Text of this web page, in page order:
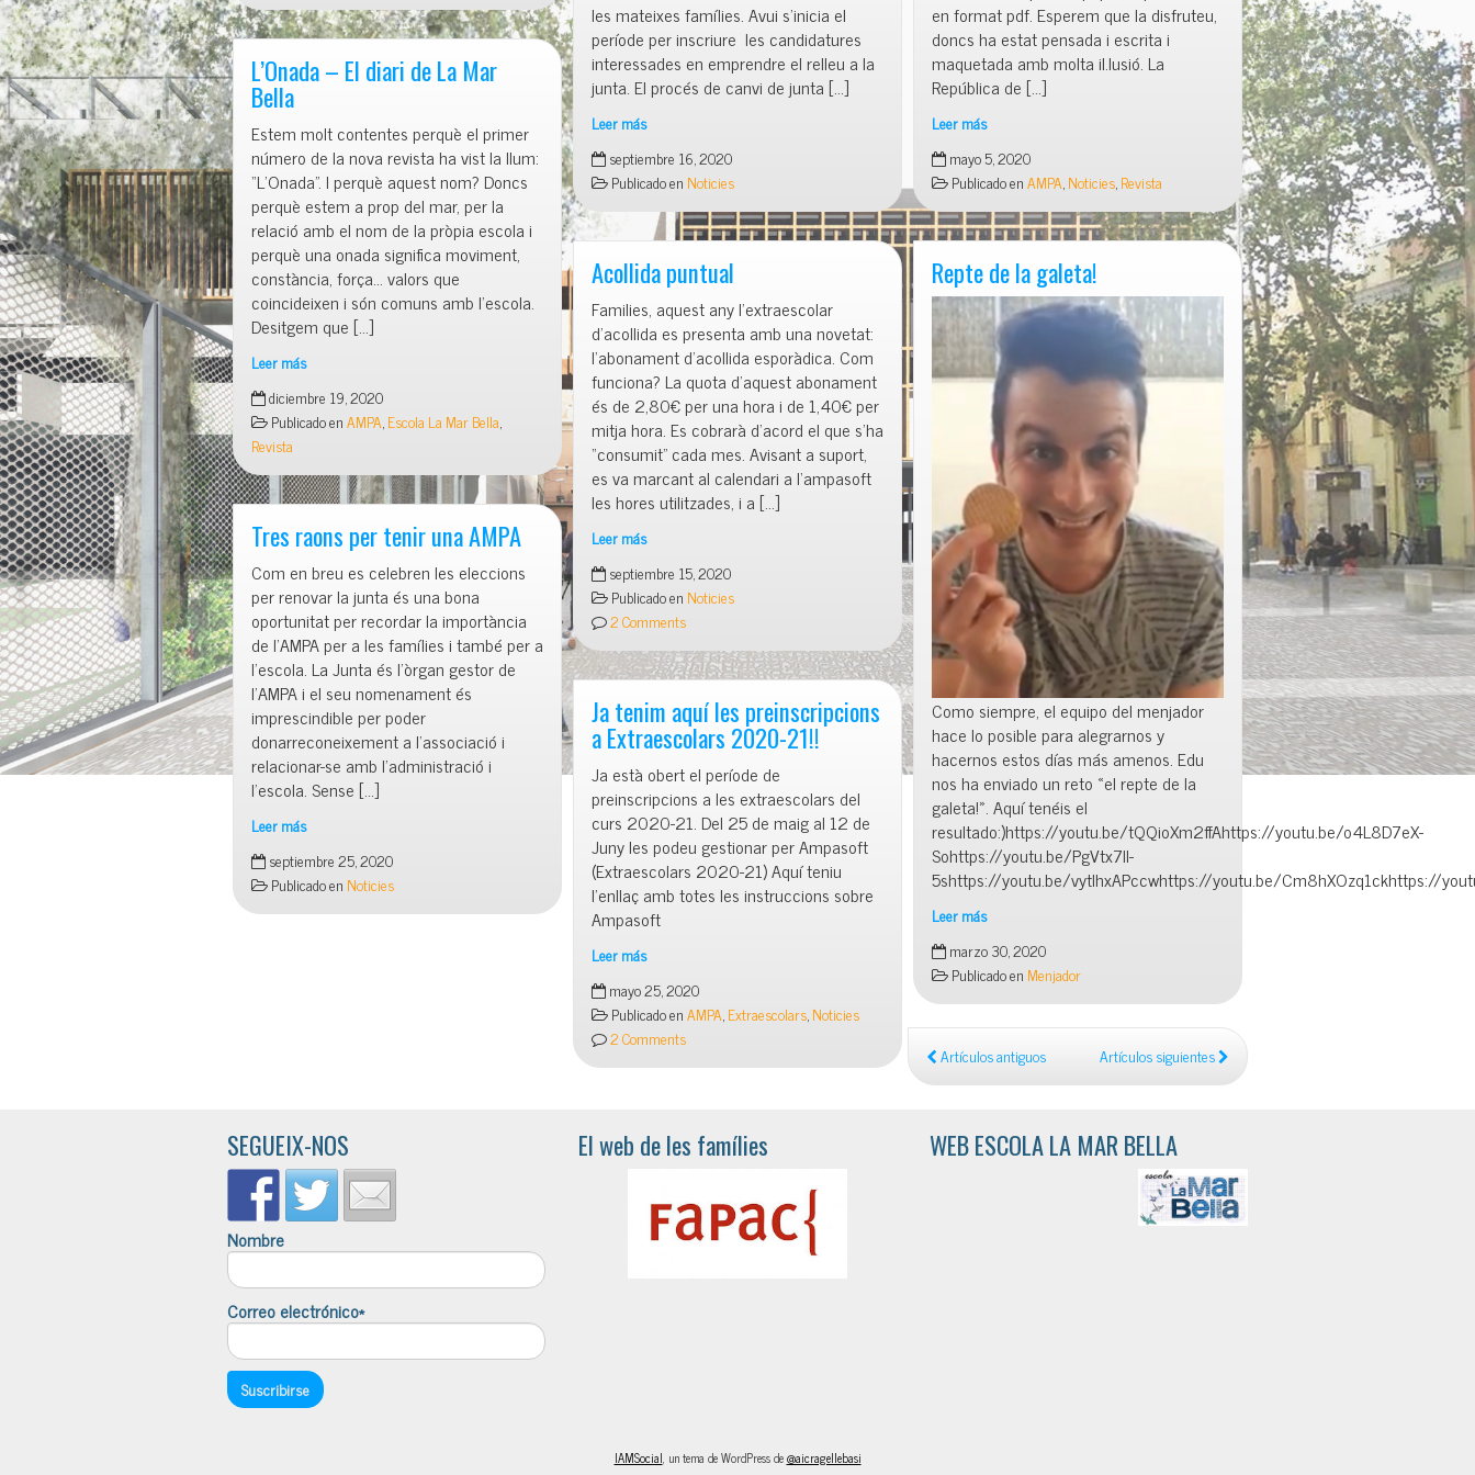
Obertes
a
la
Mar
Bella!
L’Onada – El diari de La Mar
Bella
Estem molt contentes perquè el primer
número de la nova revista ha vist la llum:
“L’Onada”. I perquè aquest nom? Doncs
perquè estem a prop del mar, per la
relació amb el nom de la pròpia escola i
perquè una onada significa moviment,
constància, força… valors que
coincideixen i són comuns amb l’escola.
Desitgem que […]
Leer más
L’Onada
–
El
diari
de
La
Mar
Bella
diciembre 19, 2020
Publicado enAMPA,Escola La Mar Bella,
Revista
Tres raons per tenir una AMPA
Com en breu es celebren les eleccions
per renovar la junta és una bona
oportunitat per recordar la importància
de l’AMPA per a les famílies i també per a
l’escola. La Junta és l’òrgan gestor de
l’AMPA i el seu nomenament és
imprescindible per poder
donarreconeixement a l’associació i
relacionar-se amb l’administració i
l’escola. Sense […]
Leer más
Tres
raons
per
tenir
septiembre 25, 2020
Publicado en Noticies
les mateixes famílies. Avui s’inicia el
període per inscriure les candidatures
interessades en emprendre el relleu a la
junta. El procés de canvi de junta […]
Leer más
ELECCIONS
AMPA
2020-
22
septiembre 16, 2020
Publicado en Noticies
Acollida puntual
Families, aquest any l’extraescolar
d’acollida es presenta amb una novetat:
l’abonament d’acollida esporàdica. Com
funciona? La quota d’aquest abonament
és de 2,80€ per una hora i de 1,40€ per
mitja hora. Es cobrarà d’acord el que s’ha
“consumit” cada mes. Avisant a suport,
es va marcant al calendari a l‘ampasoft
les hores utilitzades, i a […]
Leer más
Acollida
puntual
septiembre 15, 2020
Publicado en Noticies
2 Comments
Ja tenim aquí les preinscripcions
a Extraescolars 2020-21!!
Ja està obert el període de
preinscripcions a les extraescolars del
curs 2020-21. Del 25 de maig al 12 de
Juny les podeu gestionar per Ampasoft
(Extraescolars 2020-21) Aquí teniu
l’enllaç amb totes les instruccions sobre
Ampasoft
Leer más
Ja
tenim
aquí
les
preinscripcions
mayo 25, 2020
Publicado enAMPA,Extraescolars,Noticies
2 Comments
en format pdf. Esperem que la disfruteu,
doncs ha estat pensada i escrita i
maquetada amb molta il.lusió. La
República de […]
Leer más
La
República
de
la
Marbella
#20
mayo 5, 2020
Publicado enAMPA,Noticies,Revista
Repte de la galeta!
Como siempre, el equipo del menjador
hace lo posible para alegrarnos y
hacernos estos días más amenos. Edu
nos ha enviado un reto «el repte de la
galeta!». Aquí tenéis el
resultado:)https://youtu.be/tQQioXm2ffAhttps://youtu.be/o4L8D7eX-
Sohttps://youtu.be/PgVtx7ll-
5shttps://youtu.be/vytlhxAPccwhttps://youtu.be/Cm8hXOzq1ckhttps://
Leer más
Repte
de
la
galeta!
marzo 30, 2020
Publicado en Menjador
Artículos antiguos Artículos siguientes
SEGUEIX-NOS
Nombre
Correo electrónico*
El web de les famílies WEB ESCOLA LA MAR BELLA
IAMSocial, un tema de WordPress de@aicragellebasi